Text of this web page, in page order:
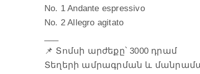
No. 1 Andante espressivo
No. 2 Allegro agitato
📌 Տոմսի արժեքը՝ 3000 դրամ
Տեղերի ամրագրման և